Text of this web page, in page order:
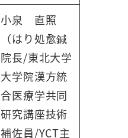
小泉 直照
（はり処愈鍼
院長/東北大学
大学院漢方統
合医療学共同
研究講座技術
補佐員/YCT主